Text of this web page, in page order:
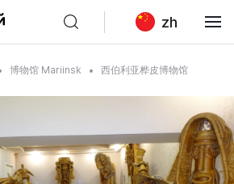
zh
博物馆 Mariinsk 西伯利亚桦皮博物馆